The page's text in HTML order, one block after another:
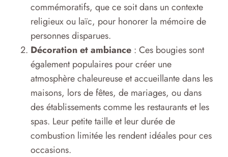
commémoratifs, que ce soit dans un contexte
religieux ou laïc, pour honorer la mémoire de
personnes disparues.
Décoration et ambiance : Ces bougies sont
également populaires pour créer une
atmosphère chaleureuse et accueillante dans les
maisons, lors de fêtes, de mariages, ou dans
des établissements comme les restaurants et les
spas. Leur petite taille et leur durée de
combustion limitée les rendent idéales pour ces
occasions.